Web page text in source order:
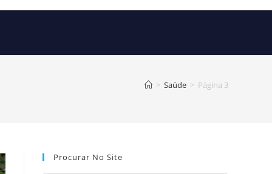
> Saúde > Página 3
Procurar No Site